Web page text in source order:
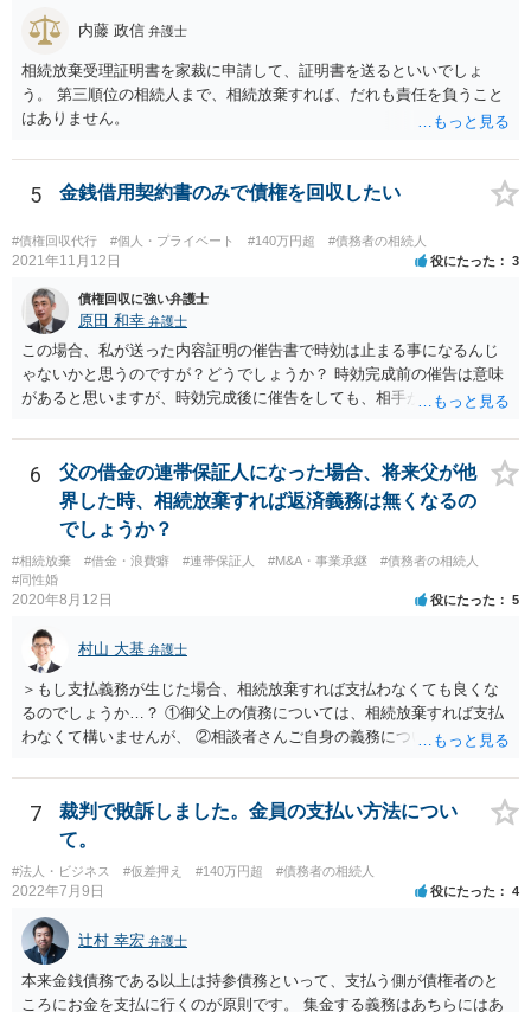
内藤 政信 弁護士
相続放棄受理証明書を家裁に申請して、証明書を送るといいでしょ
う。 第三順位の相続人まで、相続放棄すれば、だれも責任を負うこと
はありません。
5 金銭借用契約書のみで債権を回収したい
#債権回収代行 #個人・プライベート #140万円超 #債務者の相続人
2021年11月12日 役にたった 3
債権回収に強い弁護士
原田 和幸 弁護士
この場合、私が送った内容証明の催告書で時効は止まる事になるんじ
ゃないかと思うのですが？どうでしょうか？ 時効完成前の催告は意味
があると思いますが、時効完成後に催告をしても、相手が時効の援用
6
父の借金の連帯保証人になった場合、将来父が他
界した時、相続放棄すれば返済義務は無くなるの
でしょうか？
#相続放棄 #借金・浪費癖 #連帯保証人 #M&A・事業承継
#債務者の相続人
#同性婚
2020年8月12日 役にたった 5
村山 大基 弁護士
＞もし支払義務が生じた場合、相続放棄すれば支払わなくても良くな
るのでしょうか…？ ①御父上の債務については、相続放棄すれば支払
わなくて構いませんが、 ②相談者さんご自身の義務については、契約
いないので何とも言えません。 そもそも、何の義務も負わないなら、
印鑑証明まで用意して推定相続人にサインさせる意味もないような気
がします。 もし何らかの義務を相続放棄しても負う内容だと困ります
します。
7
裁判で敗訴しました。金員の支払い方法につい
て。
#法人・ビジネス #仮差押え #140万円超 #債務者の相続人
2022年7月9日 役にたった 4
辻村 幸宏 弁護士
本来金銭債務である以上は持参債務といって、支払う側が債権者のと
ころにお金を支払に行くのが原則です。 集金する義務はあちらにはあ